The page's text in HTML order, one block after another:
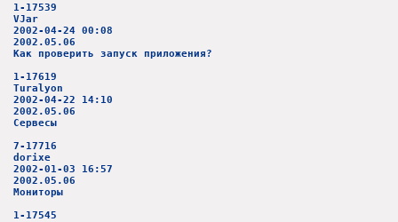
1-17539
VJar
2002-04-24 00:08
2002.05.06
Как проверить запуск приложения?
1-17619
Turalyon
2002-04-22 14:10
2002.05.06
Сервесы
7-17716
dorixe
2002-01-03 16:57
2002.05.06
Мониторы
1-17545